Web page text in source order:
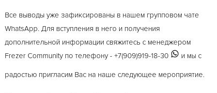
Все выводы уже зафиксированы в нашем групповом чате
WhatsApp. Для вступления в него и получения
дополнительной информации свяжитесь с менеджером
Frezer Community по телефону - +7(909)919-18-30
и мы с
радостью пригласим Вас на наше следующее мероприятие.